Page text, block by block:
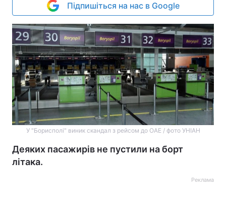
Підпишіться на нас в Google
У "Борисполі" виник скандал з рейсом до ОАЕ / фото УНІАН
Деяких пасажирів не пустили на борт
літака.
Реклама